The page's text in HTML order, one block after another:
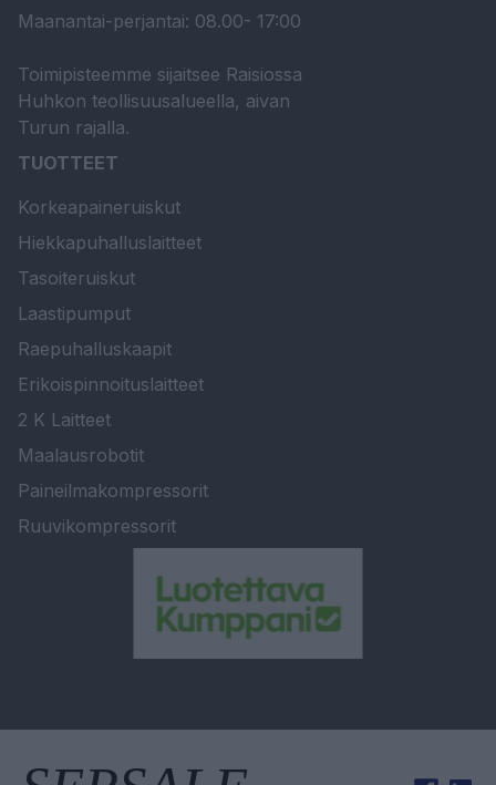
Maanantai-perjantai: 08.00- 17:00
Toimipisteemme sijaitsee Raisiossa
Huhkon teollisuusalueella, aivan
Turun rajalla.
TUOTTEET
Korkeapaineruiskut
Hiekkapuhalluslaitteet
Tasoiteruiskut
Laastipumput
Raepuhalluskaapit
Erikoispinnoituslaitteet
2 K Laitteet
Maalausrobotit
Paineilmakompressorit
Ruuvikompressorit